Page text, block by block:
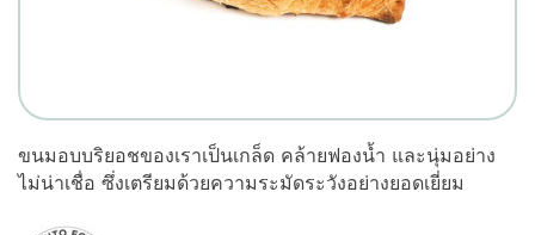
ขนมอบบริยอชของเราเป็นเกล็ด คล้ายฟองน้ำ และนุ่มอย่าง
ไม่น่าเชื่อ ซึ่งเตรียมด้วยความระมัดระวังอย่างยอดเยี่ยม